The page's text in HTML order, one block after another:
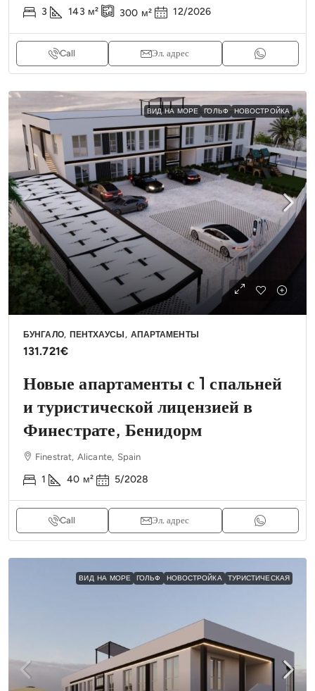
3 143 м² 300 м² 12/2026
Call Эл. адрес
ВИД НА МОРЕ ГОЛЬФ НОВОСТРОЙКА
БУНГАЛО, ПЕНТХАУСЫ, АПАРТАМЕНТЫ
131.721€
Новые апартаменты с 1 спальней
и туристической лицензией в
Финестрате, Бенидорм
Finestrat, Alicante, Spain
1 40 м² 5/2028
Call Эл. адрес
ВИД НА МОРЕ ГОЛЬФ НОВОСТРОЙКА ТУРИСТИЧЕСКАЯ